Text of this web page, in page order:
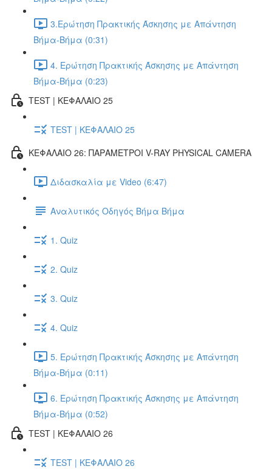
3.Ερώτηση Πρακτικής Άσκησης με Απάντηση
Βήμα-Βήμα (0:31)
4. Ερώτηση Πρακτικής Άσκησης με Απάντηση
Βήμα-Βήμα (0:23)
TEST | ΚΕΦΑΛΑΙΟ 25
TEST | ΚΕΦΑΛΑΙΟ 25
ΚΕΦΑΛΑΙΟ 26: ΠΑΡΑΜΕΤΡΟΙ V-RAY PHYSICAL CAMERA
Διδασκαλία με Video (6:47)
Αναλυτικός Οδηγός Βήμα Βήμα
1. Quiz
2. Quiz
3. Quiz
4. Quiz
5. Ερώτηση Πρακτικής Άσκησης με Απάντηση
Βήμα-Βήμα (0:11)
6. Ερώτηση Πρακτικής Άσκησης με Απάντηση
Βήμα-Βήμα (0:52)
TEST | ΚΕΦΑΛΑΙΟ 26
TEST | ΚΕΦΑΛΑΙΟ 26